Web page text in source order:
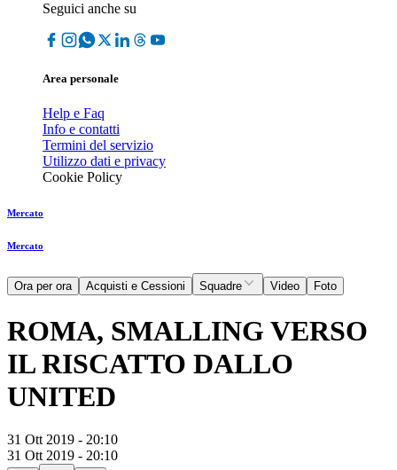
Seguici anche su
Area personale
Help e Faq
Info e contatti
Termini del servizio
Utilizzo dati e privacy
Cookie Policy
Mercato
Mercato
Ora per ora Acquisti e Cessioni Squadre Video Foto
ROMA, SMALLING VERSO
IL RISCATTO DALLO
UNITED
31 Ott 2019 - 20:10
31 Ott 2019 - 20:10